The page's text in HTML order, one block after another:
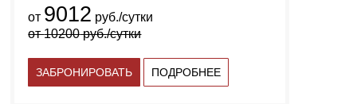
от 9012 руб./сутки
от10200руб./сутки
ЗАБРОНИРОВАТЬ ПОДРОБНЕЕ